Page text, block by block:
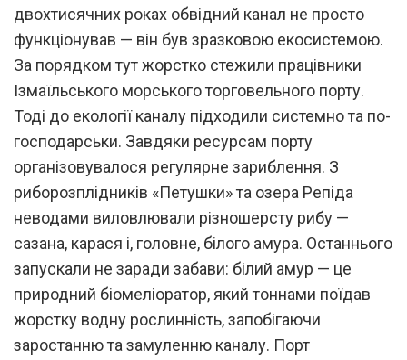
двохтисячних роках обвідний канал не просто
функціонував — він був зразковою екосистемою.
За порядком тут жорстко стежили працівники
Ізмаїльського морського торговельного порту.
Тоді до екології каналу підходили системно та по-
господарськи. Завдяки ресурсам порту
організовувалося регулярне зариблення. З
риборозплідників «Петушки» та озера Репіда
неводами виловлювали різношерсту рибу —
сазана, карася і, головне, білого амура. Останнього
запускали не заради забави: білий амур — це
природний біомеліоратор, який тоннами поїдав
жорстку водну рослинність, запобігаючи
заростанню та замуленню каналу. Порт